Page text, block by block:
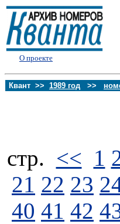
О проекте
Квант >> 1989 год >>
стp. << 1
21 22 23
40 41 42